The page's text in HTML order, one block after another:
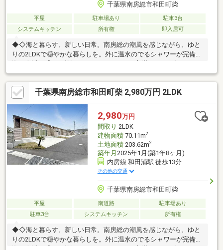
千葉県南房総市和田町柴
平屋 駐車場あり
駐車3台
システムキッチン
所有権 即入居可
◆◇海と暮らす、新しい日常。南房総の潮風を感じながら、ゆと
りの2LDKで穏やかな暮らしを。外に温水のでるシャワーが完備♪
なたを待っています◇◆
千葉県南房総市和田町柴 2,980万円 2LDK
2,980万円
間取り 2LDK
建物面積70.11m2
土地面積203.62m2
築年月 2025年1月(築1年8ヶ月)
内房線 和田浦駅 徒歩13分
その他の交通
千葉県南房総市和田町柴
平屋 南道路
駐車場あり
駐車3台
システムキッチン 所有権
◆◇海と暮らす、新しい日常。南房総の潮風を感じながら、ゆと
りの2LDKで穏やかな暮らしを。外に温水のでるシャワーが完備♪